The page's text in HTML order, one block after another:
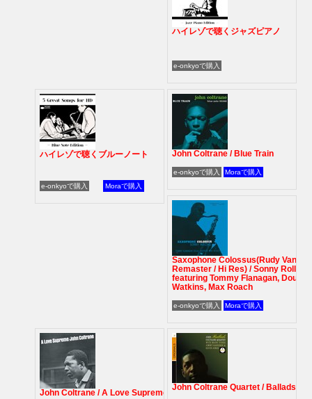
ハイレゾで聴くジャズピアノ
e-onkyoで購入
ハイレゾで聴くブルーノート
e-onkyoで購入 Moraで購入
John Coltrane / Blue Train
e-onkyoで購入 Moraで購入
Saxophone Colossus(Rudy Van
Remaster / Hi Res) / Sonny Rollins
featuring Tommy Flanagan, Doug
Watkins, Max Roach
e-onkyoで購入 Moraで購入
John Coltrane / A Love Supreme
John Coltrane Quartet / Ballads